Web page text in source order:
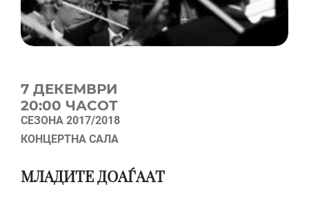
7 ДЕКЕМВРИ
20:00 ЧАСОТ
СЕЗОНА 2017/2018
КОНЦЕРТНА САЛА
МЛАДИТЕ ДОАЃААТ